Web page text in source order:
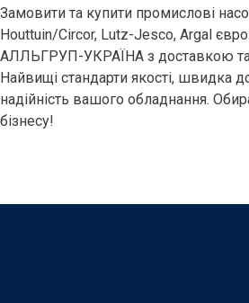
Замовити та купити промислові
Houttuin/Circor, Lutz-Jesco, Argal
АЛЛЬГРУП-УКРАЇНА з доставкою та
Найвищі стандарти якості, швидка
надійність вашого обладнання.
бізнесу!